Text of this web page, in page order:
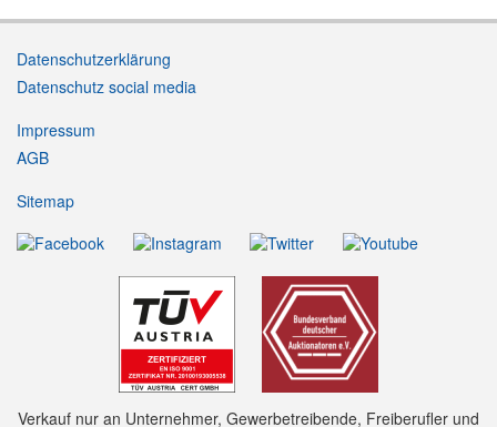
Datenschutzerklärung
Datenschutz social media
Impressum
AGB
Sitemap
Verkauf nur an Unternehmer, Gewerbetreibende, Freiberufler und